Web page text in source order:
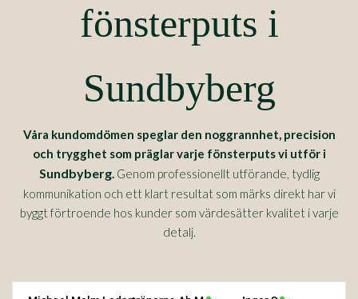
fönsterputs i
Sundbyberg
Våra kundomdömen speglar den noggrannhet, precision
och trygghet som präglar varje fönsterputs vi utför i
Sundbyberg. Genom professionellt utförande, tydlig
kommunikation och ett klart resultat som märks direkt har vi
byggt förtroende hos kunder som värdesätter kvalitet i varje
detalj.